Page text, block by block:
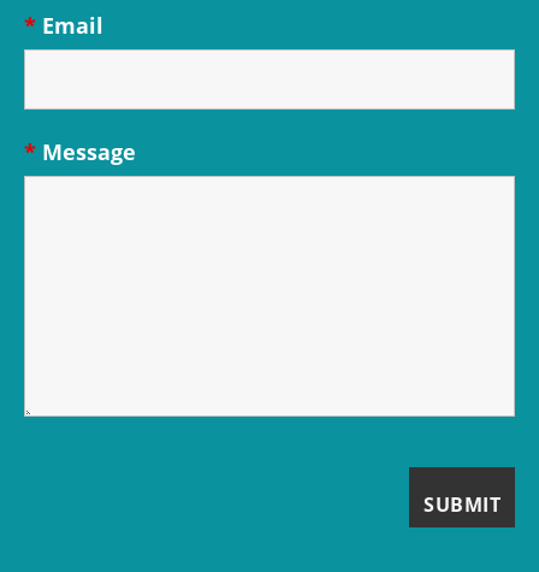
Email
*
Message
*